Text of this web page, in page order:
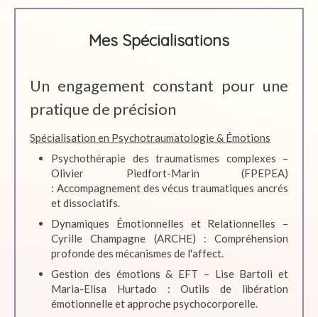
Mes Spécialisations
Un engagement constant pour une
pratique de précision
Spécialisation en Psychotraumatologie & Émotions
Psychothérapie des traumatismes complexes –
Olivier Piedfort-Marin (FPEPEA)
: Accompagnement des vécus traumatiques ancrés
et dissociatifs.
Dynamiques Émotionnelles et Relationnelles –
Cyrille Champagne (ARCHE) : Compréhension
profonde des mécanismes de l'affect.
Gestion des émotions & EFT – Lise Bartoli et
Maria-Elisa Hurtado : Outils de libération
émotionnelle et approche psychocorporelle.